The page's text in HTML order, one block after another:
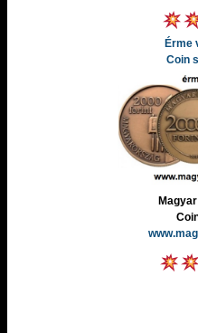
Érme
Coin